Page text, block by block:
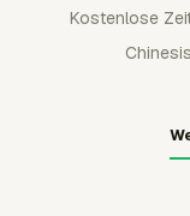
Kostenlose